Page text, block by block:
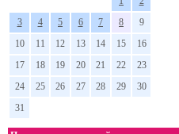
3
4 5 6 7 8
9
10
11 12 13 14 15
16
17
18 19 20 21 22
23
24
25 26 27 28 29
30
31